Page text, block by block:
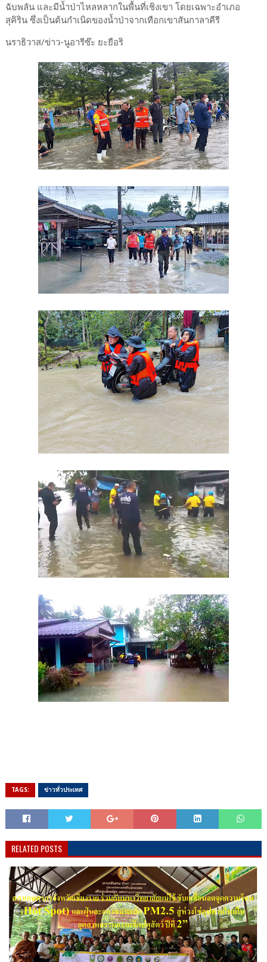
ฉับพลัน และมีน้ำป่าไหลหลากในพื้นที่เชิงเขา โดยเฉพาะอำเภอ
สุคิริน ซึ่งเป็นต้นกำเนิดของน้ำป่าจากเทือกเขาสันกาลาคีรี
นราธิวาส/ข่าว-นูอารีซ๊ะ ยะยือริ
TAGS: ข่าวทั่วประเทศ
RELATED POSTS